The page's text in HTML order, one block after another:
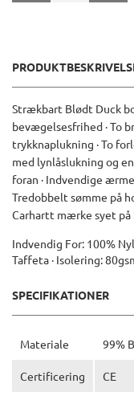
Strækbart Blødt Duck
bevægelsesfrihed · To
trykknaplukning · To
med lynlåslukning og
foran · Indvendige
Tredobbelt sømme på
Carhartt mærke syet på
Indvendig For: 100%
Taffeta · Isolering:
SPECIFIKATIONER
Materiale 99%
Certificering CE